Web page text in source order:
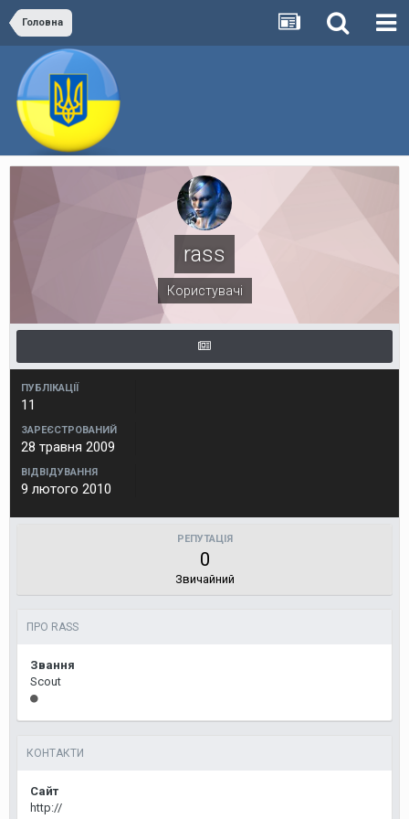
Головна
rass
Користувачі
ПУБЛІКАЦІЇ
11
ЗАРЕЄСТРОВАНИЙ
28 травня 2009
ВІДВІДУВАННЯ
9 лютого 2010
РЕПУТАЦІЯ
0
Звичайний
ПРО RASS
Звання
Scout
КОНТАКТИ
Сайт
http://